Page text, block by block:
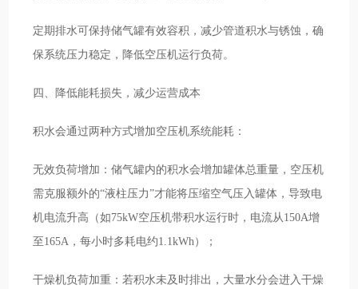
定期排水可保持储气罐有效容积，减少管道积水与锈蚀，确
保系统压力稳定，降低空压机运行负荷。
四、降低能耗损失，减少运营成本
积水会通过两种方式增加空压机系统能耗：
无效负荷增加：储气罐内的积水会增加罐体总重量，空压机
需克服额外的“液柱压力”才能将压缩空气压入罐体，导致电
机电流升高（如75kW空压机带积水运行时，电流从150A增
至165A，每小时多耗电约1.1kWh）；
干燥机负荷加重：若积水未及时排出，大量水分会进入干燥